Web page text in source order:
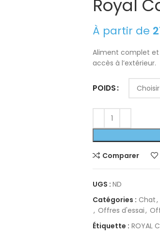
Royal
À partir de
Aliment complet et
accès à l’extérieur.
POIDS
Comparer
UGS : ND
Catégories : Chat,
, Offres d'essai,
Étiquette : ROYAL